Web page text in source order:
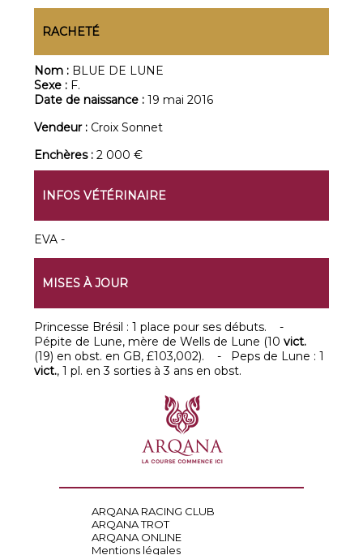
RACHETÉ
Nom : BLUE DE LUNE
Sexe : F.
Date de naissance :19 mai 2016
Vendeur : Croix Sonnet
Enchères :2 000 €
INFOS VÉTÉRINAIRE
EVA -
MISES À JOUR
Princesse Brésil : 1 place pour ses débuts. -
Pépite de Lune, mère de Wells de Lune (10vict.
(19) en obst. en GB, £103,002). - Peps de Lune : 1
vict., 1 pl. en 3 sorties à 3 ans en obst.
ARQANA RACING CLUB
ARQANA TROT
ARQANA ONLINE
Mentions légales